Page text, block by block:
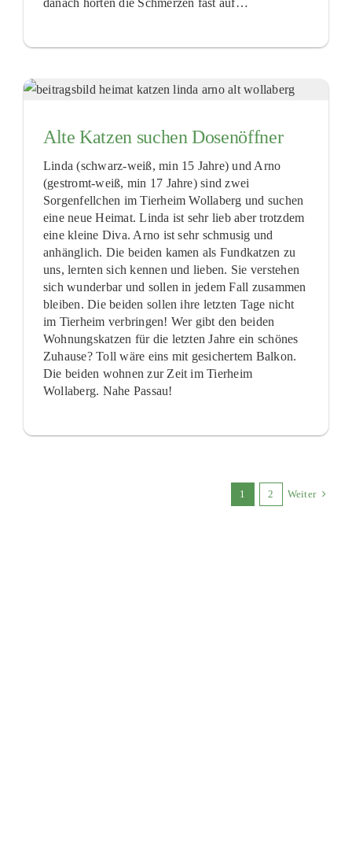
Alte Katzen suchen Dosenöffner
Linda (schwarz-weiß, min 15 Jahre) und Arno
(gestromt-weiß, min 17 Jahre) sind zwei
Sorgenfellchen im Tierheim Wollaberg und suchen
eine neue Heimat. Linda ist sehr lieb aber trotzdem
eine kleine Diva. Arno ist sehr schmusig und
anhänglich. Die beiden kamen als Fundkatzen zu
uns, lernten sich kennen und lieben. Sie verstehen
sich wunderbar und sollen in jedem Fall zusammen
bleiben. Die beiden sollen ihre letzten Tage nicht
im Tierheim verbringen! Wer gibt den beiden
Wohnungskatzen für die letzten Jahre ein schönes
Zuhause? Toll wäre eins mit gesichertem Balkon.
Die beiden wohnen zur Zeit im Tierheim
Wollaberg. Nahe Passau!
1 2 Weiter